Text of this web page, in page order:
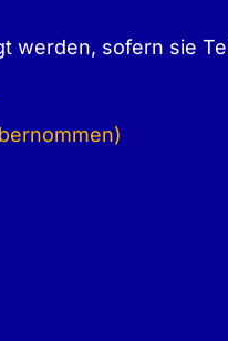
werden, sofern sie